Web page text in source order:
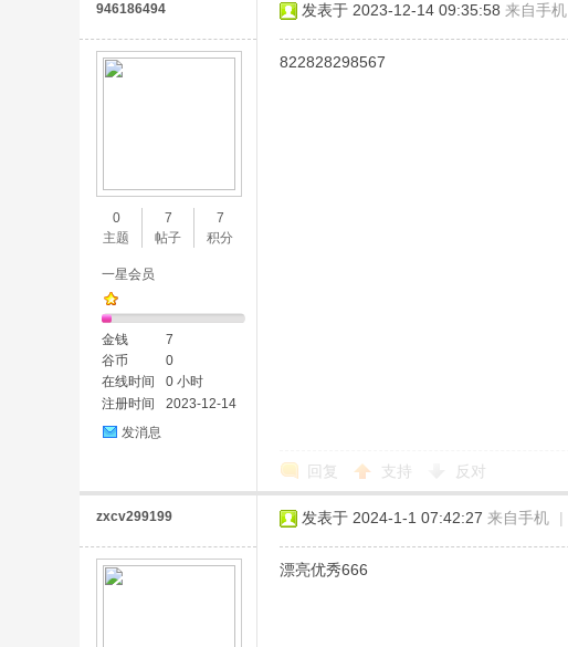
946186494
0
主题
7
帖子
7
积分
一星会员
金钱
7
谷币
0
在线时间
0 小时
注册时间
2023-12-14
发消息
发表于 2023-12-14 09:35:58 来自手机
822828298567
回复 支持 反对
zxcv299199 发表于 2024-1-1 07:42:27 来自手机 |
漂亮优秀666